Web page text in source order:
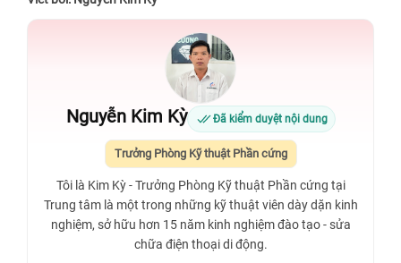
Nguyễn Kim Kỳ Đã kiểm duyệt nội dung
Trưởng Phòng Kỹ thuật Phần cứng
Tôi là Kim Kỳ - Trưởng Phòng Kỹ thuật Phần cứng tại
Trung tâm là một trong những kỹ thuật viên dày dặn kinh
nghiệm, sở hữu hơn 15 năm kinh nghiệm đào tạo - sửa
chữa điện thoại di động.